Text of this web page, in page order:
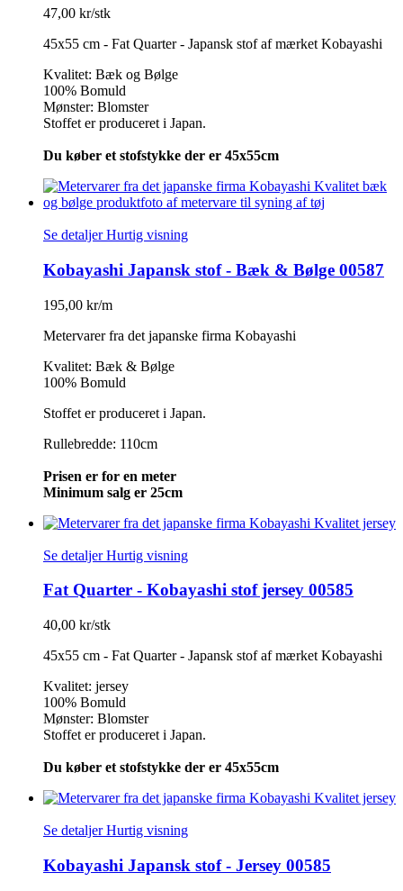
47,00 kr/stk
45x55 cm - Fat Quarter - Japansk stof af mærket Kobayashi
Kvalitet: Bæk og Bølge
100% Bomuld
Mønster: Blomster
Stoffet er produceret i Japan.
Du køber et stofstykke der er 45x55cm
Se detaljerHurtig visning
Kobayashi Japansk stof - Bæk & Bølge 00587
195,00 kr/m
Metervarer fra det japanske firma Kobayashi
Kvalitet: Bæk & Bølge
100% Bomuld
Stoffet er produceret i Japan.
Rullebredde: 110cm
Prisen er for en meter
Minimum salg er 25cm
Se detaljerHurtig visning
Fat Quarter - Kobayashi stof jersey 00585
40,00 kr/stk
45x55 cm - Fat Quarter - Japansk stof af mærket Kobayashi
Kvalitet: jersey
100% Bomuld
Mønster: Blomster
Stoffet er produceret i Japan.
Du køber et stofstykke der er 45x55cm
Se detaljerHurtig visning
Kobayashi Japansk stof - Jersey 00585